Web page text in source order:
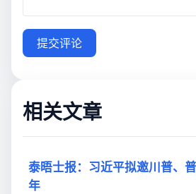
提交评论
相关文章
泰晤士报：习近平拟邀川普、
年